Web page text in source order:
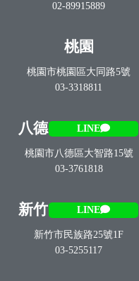
02-89915889
桃園
桃園市桃園區大同路5號
03-3318811
八德 LINE
桃園市八德區大智路15號
03-3761818
新竹 LINE
新竹市民族路25號1F
03-5255117